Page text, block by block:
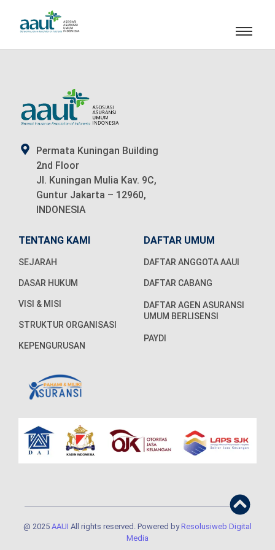
Permata Kuningan Building
2nd Floor
Jl. Kuningan Mulia Kav. 9C,
Guntur Jakarta – 12960,
INDONESIA
TENTANG KAMI
SEJARAH
DASAR HUKUM
VISI & MISI
STRUKTUR ORGANISASI
KEPENGURUSAN
DAFTAR UMUM
DAFTAR ANGGOTA AAUI
DAFTAR CABANG
DAFTAR AGEN ASURANSI
UMUM BERLISENSI
PAYDI
@ 2025 AAUI All rights reserved. Powered byResolusiweb Digital
Media